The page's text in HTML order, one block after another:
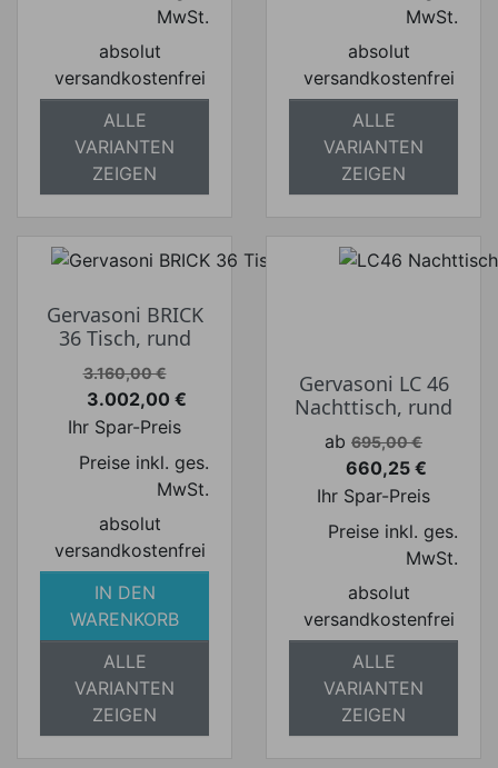
MwSt.
absolut
versandkostenfrei
ALLE
VARIANTEN
ZEIGEN
MwSt.
absolut
versandkostenfrei
ALLE
VARIANTEN
ZEIGEN
Gervasoni BRICK
36 Tisch, rund
Verkaufspreis
3.160,00 €
Preis
3.002,00 €
Ihr Spar-Preis
Preise inkl. ges.
MwSt.
absolut
versandkostenfrei
IN DEN
WARENKORB
ALLE
VARIANTEN
ZEIGEN
Gervasoni LC 46
Nachttisch, rund
Verkaufspreis
ab 695,00 €
Preis
660,25 €
Ihr Spar-Preis
Preise inkl. ges.
MwSt.
absolut
versandkostenfrei
ALLE
VARIANTEN
ZEIGEN